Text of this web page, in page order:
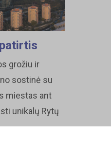
grožiu ir
sostinė su
miestas ant
unikalų Rytų